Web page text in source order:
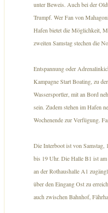
unter Beweis. Auch bei der
Trumpf. Wer Fan von
Hafen bietet die Möglichkeit,
zweiten Samstag stechen die
Entspannung oder
Kampagne Start Boating, zu
Wassersportler, mit an Bord
sein. Zudem stehen im Hafen
Wochenende zur Verfügung.
Die Interboot ist von Samstag,
bis 19 Uhr. Die Halle B1 ist
an der Rothaushalle A1
über den Eingang Ost zu
auch zwischen Bahnhof,